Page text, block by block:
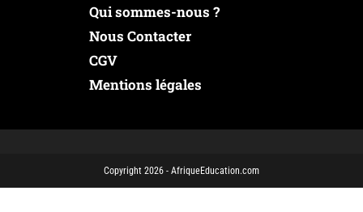
Qui sommes-nous ?
Nous Contacter
CGV
Mentions légales
Copyright 2026 - AfriqueEducation.com